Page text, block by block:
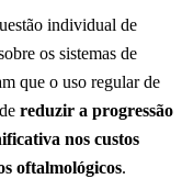
individual de
os sistemas de
que o uso regular de
reduzir a progressão
nos custos
oftalmológicos.